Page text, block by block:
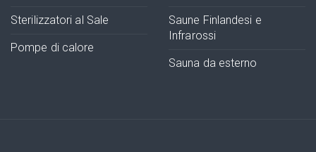
Sterilizzatori al Sale
Pompe di calore
Saune Finlandesi e
Infrarossi
Sauna da esterno